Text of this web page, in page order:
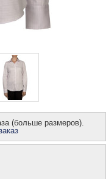
(больше размеров).